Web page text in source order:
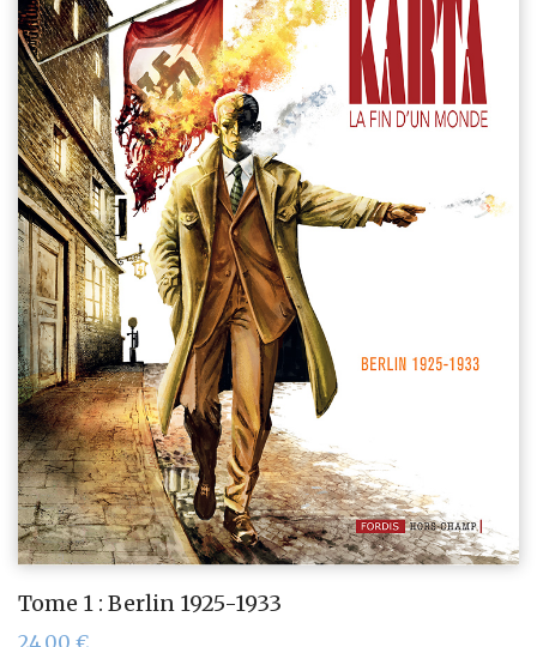
Tome 1 : Berlin 1925-1933
24,00 €